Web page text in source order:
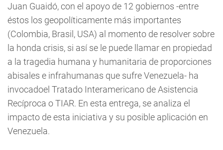
Juan Guaidó, con el apoyo de 12 gobiernos -entre
éstos los geopolíticamente más importantes
(Colombia, Brasil, USA) al momento de resolver sobre
la honda crisis, si así se le puede llamar en propiedad
a la tragedia humana y humanitaria de proporciones
abisales e infrahumanas que sufre Venezuela- ha
invocadoel Tratado Interamericano de Asistencia
Recíproca o TIAR. En esta entrega, se analiza el
impacto de esta iniciativa y su posible aplicación en
Venezuela.